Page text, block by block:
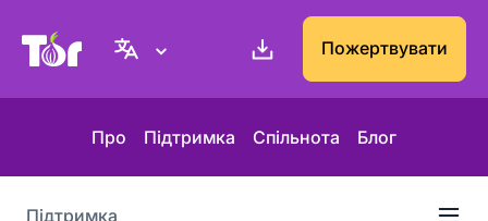
Вебсайт проєкту Tor Пожертвувати
Про Підтримка Спільнота Блог
Підтримка